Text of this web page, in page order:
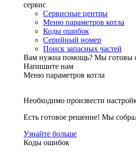
сервис
Сервисные центры
Меню параметров котла
Коды ошибок
Серийный номер
Поиск запасных частей
Вам нужна помощь? Мы готовы
Напишите нам
Меню параметров котла
Необходимо произвести
Есть готовое решение! Мы
Узнайте больше
Коды ошибок